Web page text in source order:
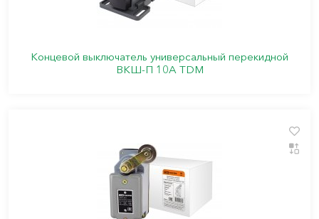
Концевой выключатель универсальный перекидной
ВКШ-П 10А TDM